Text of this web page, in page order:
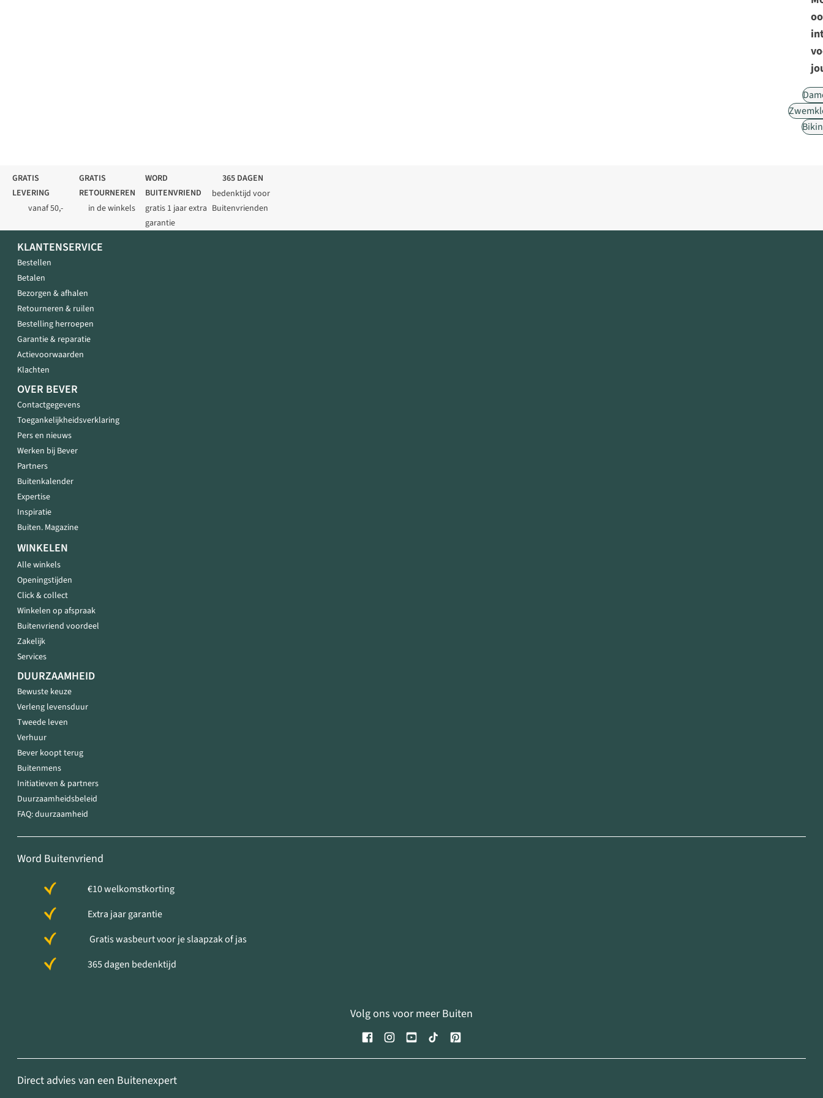
GRATIS
LEVERING
vanaf 50,-
GRATIS
RETOURNEREN
in de winkels
WORD
BUITENVRIEND
gratis 1 jaar extra
garantie
365 DAGEN
bedenktijd voor
Buitenvrienden
KLANTENSERVICE
Bestellen
Betalen
Bezorgen & afhalen
Retourneren & ruilen
Bestelling herroepen
Garantie & reparatie
Actievoorwaarden
Klachten
OVER BEVER
Contactgegevens
Toegankelijkheidsverklaring
Pers en nieuws
Werken bij Bever
Partners
Buitenkalender
Expertise
Inspiratie
Buiten. Magazine
WINKELEN
Alle winkels
Openingstijden
Click & collect
Winkelen op afspraak
Buitenvriend voordeel
Zakelijk
Services
DUURZAAMHEID
Bewuste keuze
Verleng levensduur
Tweede leven
Verhuur
Bever koopt terug
Buitenmens
Initiatieven & partners
Duurzaamheidsbeleid
FAQ: duurzaamheid
Word Buitenvriend
€10 welkomstkorting
Extra jaar garantie
Gratis wasbeurt voor je slaapzak of jas
365 dagen bedenktijd
Volg ons voor meer Buiten
Direct advies van een Buitenexpert